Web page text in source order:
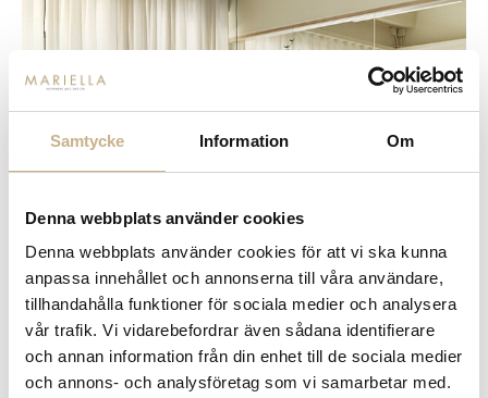
Samtycke Information Om
Denna webbplats använder cookies
Denna webbplats använder cookies för att vi ska kunna
anpassa innehållet och annonserna till våra användare,
tillhandahålla funktioner för sociala medier och analysera
vår trafik. Vi vidarebefordrar även sådana identifierare
och annan information från din enhet till de sociala medier
och annons- och analysföretag som vi samarbetar med.